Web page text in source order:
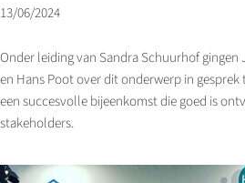
13/06/2024
Onder leiding van Sandra Schuurhof gingen
en Hans Poot over dit onderwerp in gesprek
een succesvolle bijeenkomst die goed is
stakeholders.